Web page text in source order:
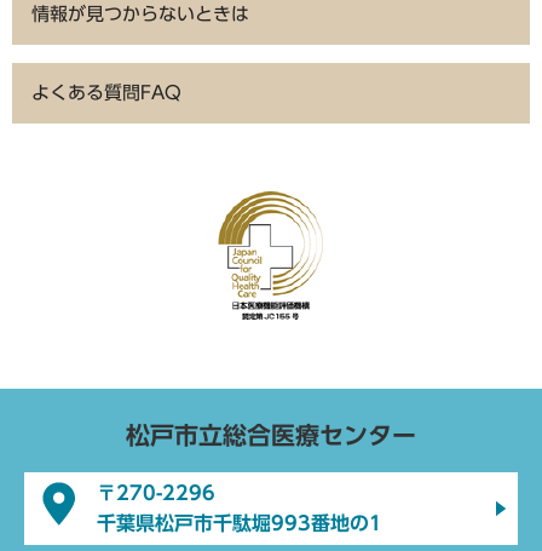
情報が見つからないときは
よくある質問FAQ
松戸市立総合医療センター
〒270-2296
千葉県松戸市千駄堀993番地の1